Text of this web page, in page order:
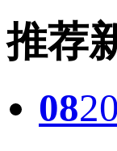
推荐
08